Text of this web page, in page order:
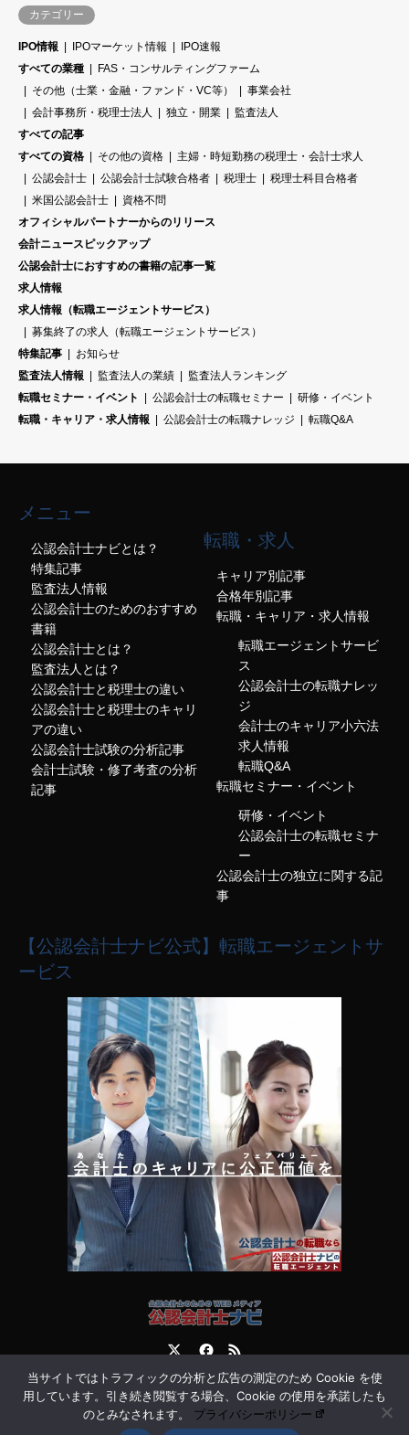
カテゴリー
IPO情報 IPOマーケット情報
IPO速報
すべての業種
FAS・コンサルティングファーム
その他（士業・金融・ファンド・VC等）
事業会社
会計事務所・税理士法人
独立・開業
監査法人
すべての記事
すべての資格
その他の資格
主婦・時短勤務の税理士・会計士求人
公認会計士
公認会計士試験合格者 税理士
税理士科目合格者
米国公認会計士
資格不問
オフィシャルパートナーからのリリース
会計ニュースピックアップ
公認会計士におすすめの書籍の記事一覧
求人情報
求人情報（転職エージェントサービス）
募集終了の求人（転職エージェントサービス）
特集記事
お知らせ
監査法人情報
監査法人の業績
監査法人ランキング
転職セミナー・イベント
公認会計士の転職セミナー
研修・イベント
転職・キャリア・求人情報
公認会計士の転職ナレッジ 転職Q&A
メニュー
公認会計士ナビとは？
特集記事
監査法人情報
公認会計士のためのおすすめ
書籍
公認会計士とは？
監査法人とは？
公認会計士と税理士の違い
公認会計士と税理士のキャリ
アの違い
公認会計士試験の分析記事
会計士試験・修了考査の分析
記事
転職・求人
キャリア別記事
合格年別記事
転職・キャリア・求人情報
転職エージェントサービ
ス
公認会計士の転職ナレッ
ジ
会計士のキャリア小六法
求人情報
転職Q&A
転職セミナー・イベント
研修・イベント
公認会計士の転職セミナ
ー
公認会計士の独立に関する記
事
【公認会計士ナビ公式】転職エージェントサ
ービス
運営会社 お問合せ
当サイトではトラフィックの分析と広告の測定のため Cookie を使
用しています。引き続き閲覧する場合、Cookie の使用を承諾したも
のとみなされます。 プライバシーポリシー